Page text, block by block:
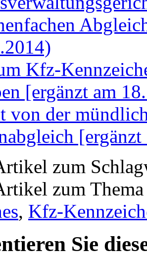
Kfz-
[ergänzt am
von der
zum
zum
, Kfz-
Sie